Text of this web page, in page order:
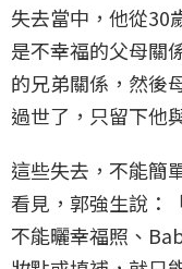
失去當中，他從30
是不幸福的父母關
的兄弟關係，然後
過世了，只留下他
這些失去，不能簡
看見，郭強生說：
不能曬幸福照、